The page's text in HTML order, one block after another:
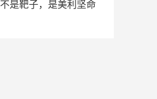
不是靶子，是美利坚命